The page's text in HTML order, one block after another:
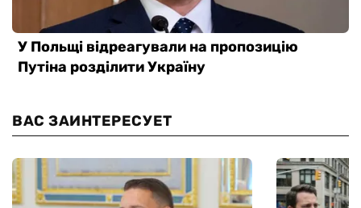
ВАС ЗАИНТЕРЕСУЕТ